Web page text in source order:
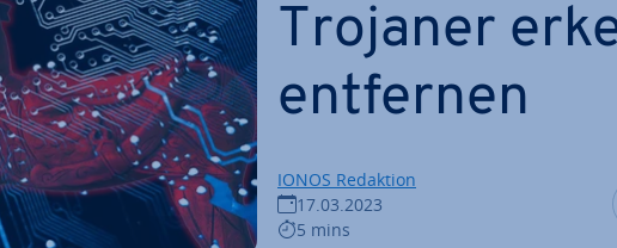
Trojaner
entfernen
IONOS Redaktion
17.03.2023
5 mins